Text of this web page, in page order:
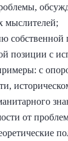
мыслителей;
собственной
позиции с
с
от